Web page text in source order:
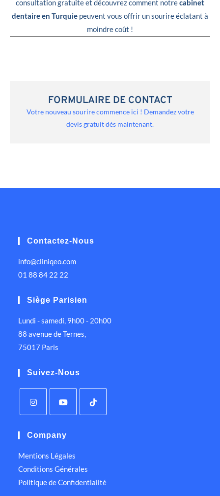
consultation gratuite et découvrez comment notrecabinet
dentaire en Turquie peuvent vous offrir un sourire éclatant à
moindre coût !
FORMULAIRE DE CONTACT
Votre nouveau sourire commence ici ! Demandez votre
devis gratuit dès maintenant.
Contactez-Nous
info@cliniqeo.com
01 88 84 22 22
Siège Parisien
Lundi - samedi, 9h00 - 20h00
88 avenue de Ternes,
75017 Paris
Suivez-Nous
Company
Mentions Légales
Conditions Générales
Politique de Confidentialité